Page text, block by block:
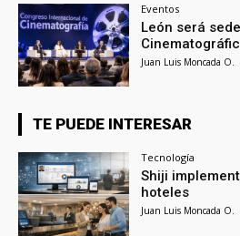
Eventos
León será
Juan Luis Moncada O.
TE PUEDE INTERESAR
Tecnología
Shiji
hoteles
Juan Luis Moncada O.